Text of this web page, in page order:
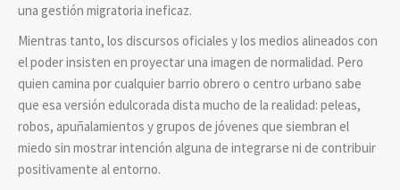
una gestión migratoria ineficaz.
Mientras tanto, los discursos oficiales y los medios alineados con
el poder insisten en proyectar una imagen de normalidad. Pero
quien camina por cualquier barrio obrero o centro urbano sabe
que esa versión edulcorada dista mucho de la realidad: peleas,
robos, apuñalamientos y grupos de jóvenes que siembran el
miedo sin mostrar intención alguna de integrarse ni de contribuir
positivamente al entorno.